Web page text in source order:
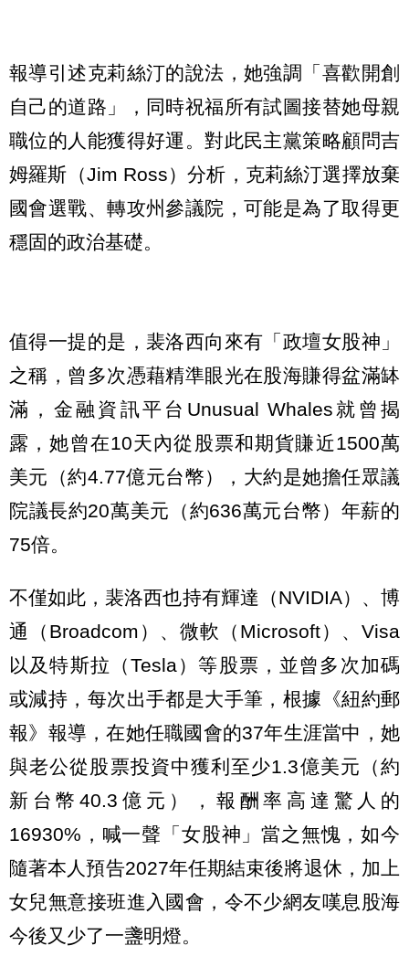
報導引述克莉絲汀的說法，她強調「喜歡開創
自己的道路」，同時祝福所有試圖接替她母親
職位的人能獲得好運。對此民主黨策略顧問吉
姆羅斯（Jim Ross）分析，克莉絲汀選擇放棄
國會選戰、轉攻州參議院，可能是為了取得更
穩固的政治基礎。
值得一提的是，裴洛西向來有「政壇女股神」
之稱，曾多次憑藉精準眼光在股海賺得盆滿缽
滿，金融資訊平台Unusual Whales就曾揭
露，她曾在10天內從股票和期貨賺近1500萬
美元（約4.77億元台幣），大約是她擔任眾議
院議長約20萬美元（約636萬元台幣）年薪的
75倍。
不僅如此，裴洛西也持有輝達（NVIDIA）、博
通（Broadcom）、微軟（Microsoft）、Visa
以及特斯拉（Tesla）等股票，並曾多次加碼
或減持，每次出手都是大手筆，根據《紐約郵
報》報導，在她任職國會的37年生涯當中，她
與老公從股票投資中獲利至少1.3億美元（約
新台幣40.3億元），報酬率高達驚人的
16930%，喊一聲「女股神」當之無愧，如今
隨著本人預告2027年任期結束後將退休，加上
女兒無意接班進入國會，令不少網友嘆息股海
今後又少了一盞明燈。